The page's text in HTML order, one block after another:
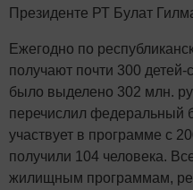
Президенте РТ Булат
Ежегодно по
получают почти 300 детей-
было выделено 302 млн.
перечислил федеральный
участвует в программе с
получили 104 человека.
жилищным программам,